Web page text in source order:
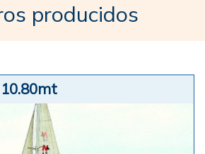
producidos